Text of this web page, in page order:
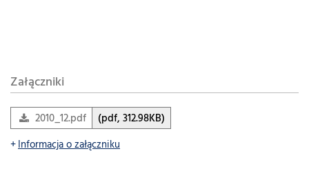
Załączniki
2010_12.pdf
(pdf, 312.98KB)
Informacja o załączniku